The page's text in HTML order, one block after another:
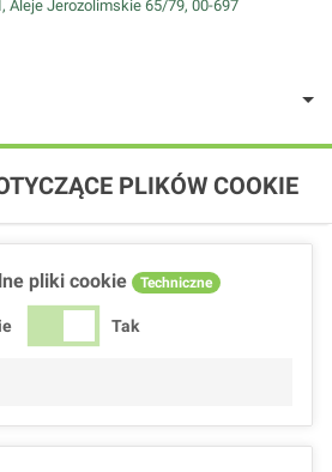
Aleje Jerozolimskie 65/79, 00-697
PLIKÓW COOKIE
pliki cookie Techniczne
Tak